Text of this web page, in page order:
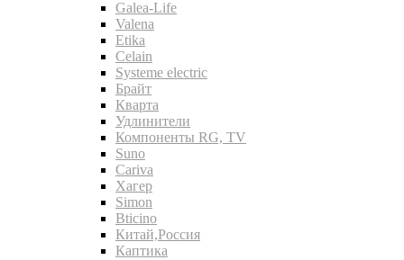
Galea-Life
Valena
Etika
Celain
Systeme electric
Брайт
Кварта
Удлинители
Компоненты RG, TV
Suno
Cariva
Хагер
Simon
Bticino
Китай,Россия
Каптика